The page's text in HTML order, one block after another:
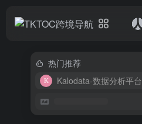
热门推荐
Kalodata-数据分析平台